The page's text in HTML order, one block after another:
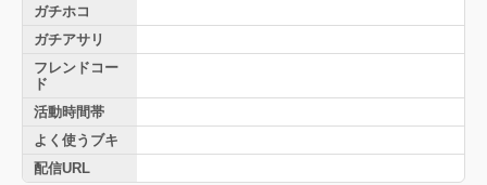
ガチホコ
ガチアサリ
フレンドコー
ド
活動時間帯
よく使うブキ
配信URL